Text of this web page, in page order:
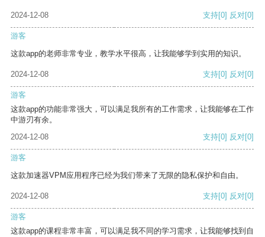
2024-12-08 支持[0] 反对[0]
游客
这款app的老师非常专业，教学水平很高，让我能够学到实用的知识。
2024-12-08 支持[0] 反对[0]
游客
这款app的功能非常强大，可以满足我所有的工作需求，让我能够在工作
中游刃有余。
2024-12-08
支持[0] 反对[0]
游客
这款加速器VPM应用程序已经为我们带来了无限的隐私保护和自由。
2024-12-08 支持[0] 反对[0]
游客
这款app的课程非常丰富，可以满足我不同的学习需求，让我能够找到自